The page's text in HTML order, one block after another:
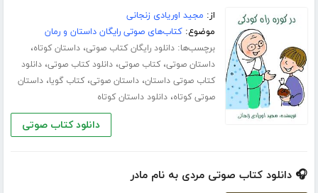
از: مجید اوریادی زنجانی
موضوع:کتاب‌های صوتی رایگان داستان و رمان
برچسب‌ها:دانلود رایگان کتاب صوتی،داستان کوتاه،
داستان صوتی،کتاب صوتی،دانلود کتاب صوتی،دانلود
کتاب صوتی داستان،داستان صوتی،کتاب گویا،داستان
صوتی کوتاه،دانلود داستان کوتاه
دانلود کتاب صوتی
🎧 دانلود کتاب صوتی مردی به نام مادر